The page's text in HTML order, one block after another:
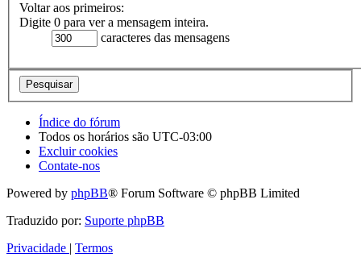
Voltar aos primeiros:
Digite 0 para ver a mensagem inteira.
caracteres das mensagens
Índice do fórum
Todos os horários são UTC-03:00
Excluir cookies
Contate-nos
Powered by phpBB® Forum Software © phpBB Limited
Traduzido por: Suporte phpBB
Privacidade | Termos